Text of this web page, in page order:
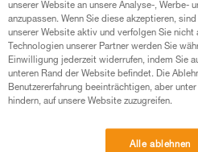
für DUO et ULTRA®(geliefert
Lampen:E04999
unserer Website an unsere Analyse-, Werbe-
anzupassen. Wenn Sie diese akzeptieren,
unserer Website aktiv und verfolgen Sie
Technologien unserer Partner werden Sie
Einwilligung jederzeit widerrufen, indem Sie
unteren Rand der Website befindet. Die
Benutzererfahrung beeinträchtigen, aber
hindern, auf unsere Website zuzugreifen.
Alle ablehnen